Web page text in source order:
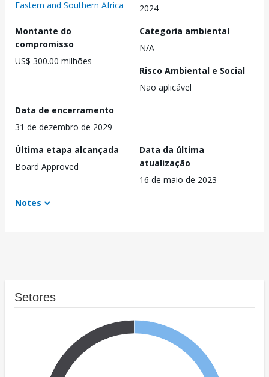
Eastern and Southern Africa
2024
Montante do
compromisso
US$ 300.00 milhões
Categoria ambiental
N/A
Risco Ambiental e Social
Não aplicável
Data de encerramento
31 de dezembro de 2029
Última etapa alcançada
Board Approved
Data da última
atualização
16 de maio de 2023
Notes
Setores